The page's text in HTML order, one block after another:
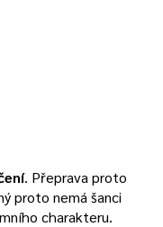
. Přeprava proto
proto nemá šanci
charakteru.